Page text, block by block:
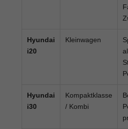
Hyundai
i20
Kleinwagen
Hyundai
i30
Kompaktklasse
/ Kombi